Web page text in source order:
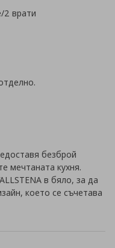
2 врати
безброй
мечтаната кухня.
в бяло, за да
което се съчетава